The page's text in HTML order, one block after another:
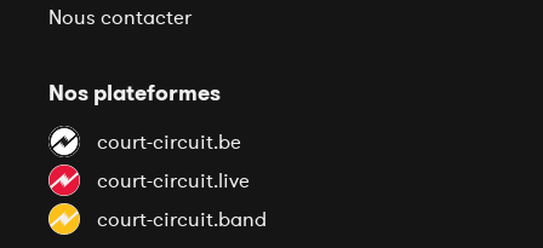
Nous contacter
Nos plateformes
court-circuit.be
court-circuit.live
court-circuit.band